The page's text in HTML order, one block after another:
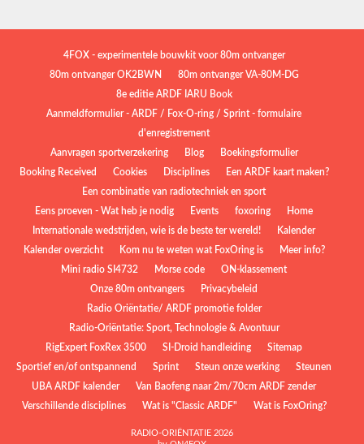
4FOX - experimentele bouwkit voor 80m ontvanger
80m ontvanger OK2BWN
80m ontvanger VA-80M-DG
8e editie ARDF IARU Book
Aanmeldformulier - ARDF / Fox-O-ring / Sprint - formulaire
d'enregistrement
Aanvragen sportverzekering
Blog
Boekingsformulier
Booking Received
Cookies Disciplines
Een ARDF kaart maken?
Een combinatie van radiotechniek en sport
Eens proeven - Wat heb je nodig
Events foxoring
Home
Internationale wedstrijden, wie is de beste ter wereld!
Kalender
Kalender overzicht
Kom nu te weten wat FoxOring is
Meer info?
Mini radio SI4732
Morse code
ON-klassement
Onze 80m ontvangers
Privacybeleid
Radio Oriëntatie/ ARDF promotie folder
Radio‑Oriëntatie: Sport, Technologie & Avontuur
RigExpert FoxRex 3500
SI-Droid handleiding
Sitemap
Sportief en/of ontspannend
Sprint Steun onze werking
Steunen
UBA ARDF kalender
Van Baofeng naar 2m/70cm ARDF zender
Verschillende disciplines
Wat is "Classic ARDF" Wat is FoxOring?
RADIO-ORIËNTATIE 2026